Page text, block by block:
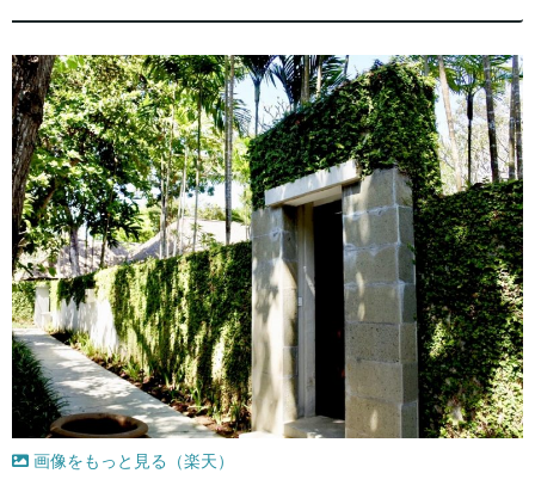
画像をもっと見る（楽天）